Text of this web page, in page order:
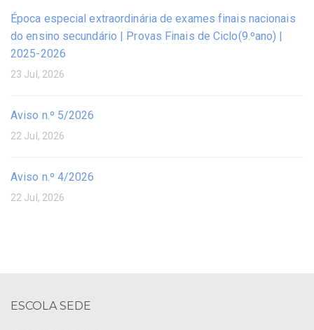
Época especial extraordinária de exames finais nacionais
do ensino secundário | Provas Finais de Ciclo(9.ºano) |
2025-2026
23 Jul, 2026
Aviso n.º 5/2026
22 Jul, 2026
Aviso n.º 4/2026
22 Jul, 2026
ESCOLA SEDE